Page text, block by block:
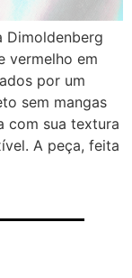
Dimoldenberg
vermelho em
por um
sem mangas
com sua textura
A peça, feita